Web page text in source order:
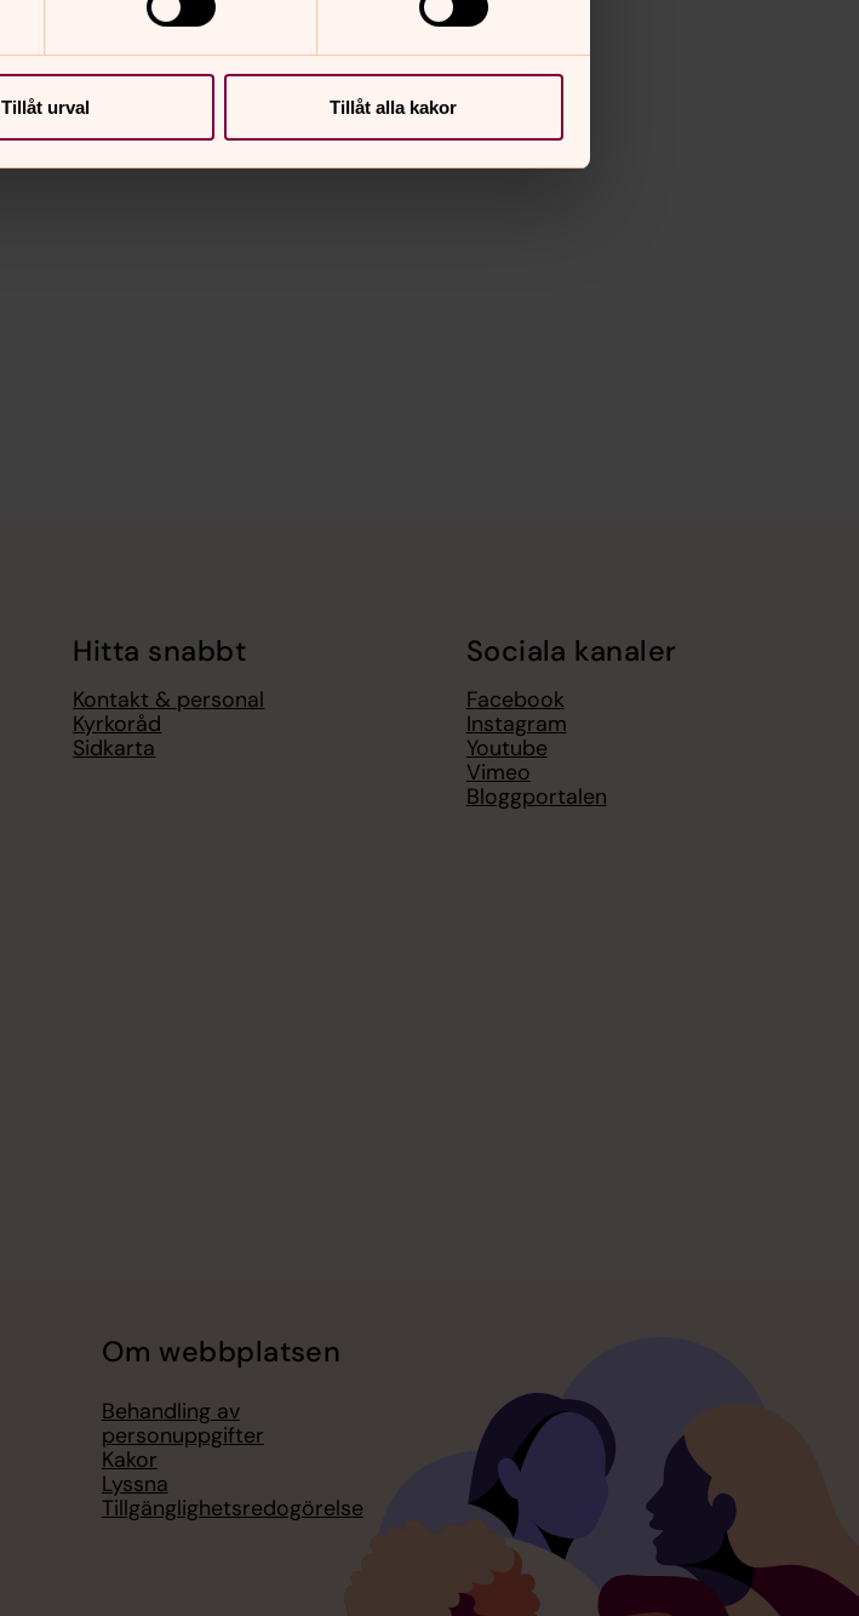
Tillåt urval Tillåt alla kakor
Hitta snabbt
Kontakt & personal
Kyrkoråd
Sidkarta
Sociala kanaler
Facebook
Instagram
Youtube
Vimeo
Bloggportalen
Om webbplatsen
Behandling av
personuppgifter
Kakor
Lyssna
Tillgänglighetsredogörelse